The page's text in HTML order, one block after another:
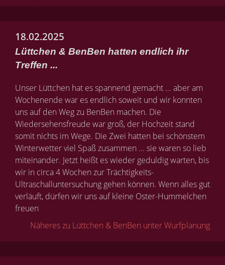
18.02.2025
Lüttchen & BenBen hatten endlich ihr
Treffen ...
Unser Lüttchen hat es spannend gemacht ... aber am
Wochenende war es endlich soweit und wir konnten
uns auf den Weg zu BenBen machen. Die
Wiedersehensfreude war groß, der Hochzeit stand
somit nichts im Wege. Die Zwei hatten bei schönstem
Winterwetter viel Spaß zusammen ... sie waren so lieb
miteinander. Jetzt heißt es wieder geduldig warten, bis
wir in circa 4 Wochen zur Trächtigkeits-
Ultraschalluntersuchung gehen können. Wenn alles gut
verläuft, dürfen wir uns auf kleine Oster-Hummelchen
freuen
Näheres zu Lüttchen & BenBen unter Wurfplanung